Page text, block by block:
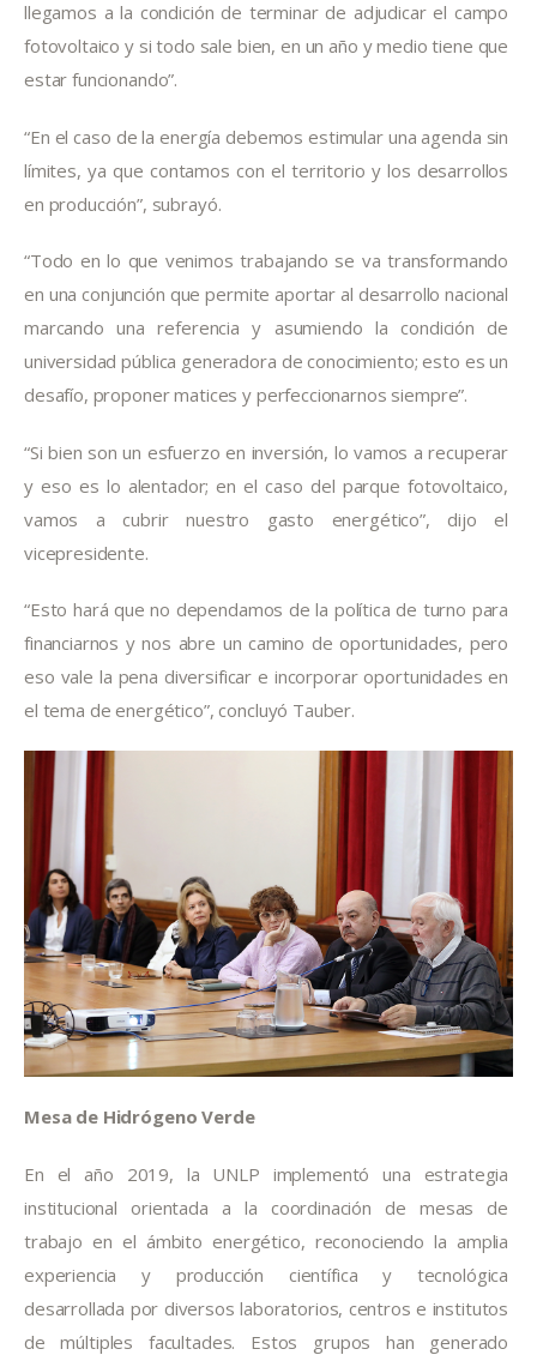
llegamos a la condición de terminar de adjudicar el campo
fotovoltaico y si todo sale bien, en un año y medio tiene que
estar funcionando”.
“En el caso de la energía debemos estimular una agenda sin
límites, ya que contamos con el territorio y los desarrollos
en producción”, subrayó.
“Todo en lo que venimos trabajando se va transformando
en una conjunción que permite aportar al desarrollo nacional
marcando una referencia y asumiendo la condición de
universidad pública generadora de conocimiento; esto es un
desafío, proponer matices y perfeccionarnos siempre”.
“Si bien son un esfuerzo en inversión, lo vamos a recuperar
y eso es lo alentador; en el caso del parque fotovoltaico,
vamos a cubrir nuestro gasto energético”, dijo el
vicepresidente.
“Esto hará que no dependamos de la política de turno para
financiarnos y nos abre un camino de oportunidades, pero
eso vale la pena diversificar e incorporar oportunidades en
el tema de energético”, concluyó Tauber.
Mesa de Hidrógeno Verde
En el año 2019, la UNLP implementó una estrategia
institucional orientada a la coordinación de mesas de
trabajo en el ámbito energético, reconociendo la amplia
experiencia y producción científica y tecnológica
desarrollada por diversos laboratorios, centros e institutos
de múltiples facultades. Estos grupos han generado